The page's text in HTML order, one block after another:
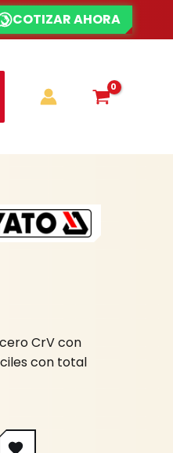
en herramientas
¿CHATEAMOS?
COTIZAR AHORA
CrV con
con total